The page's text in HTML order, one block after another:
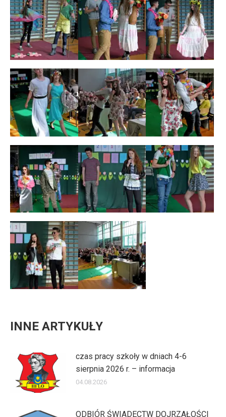
INNE ARTYKUŁY
czas pracy szkoły w dniach 4-6
sierpnia 2026 r. – informacja
04.08.2026
ODBIÓR ŚWIADECTW DOJRZAŁOŚCI